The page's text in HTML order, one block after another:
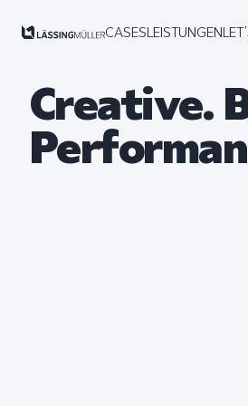
CASESLEISTUNGEN
Creative.